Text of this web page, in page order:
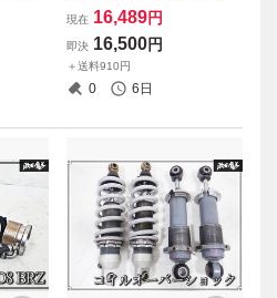
純正 フェアレディZ Z32 CZ3
2 GCZ32 / VG30DETT パワ
ーステアリングポンプ 49110
-43P00 パワステポンプ
現在 16,489円
即決 16,500円
＋送料910円
0 6日